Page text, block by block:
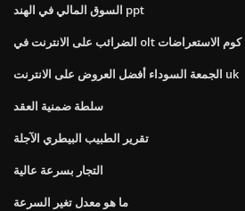
السوق المالي في الهند ppt
الضرائب على الانترنت في olt كوم الاستعراضات
الجمعة السوداء أفضل العروض على الانترنت uk
سلطة ضمنية العقد
تقرير الطبيب البيطري الآجلة
التجار بسرعة عالية
ما هو معدل تغير السرعة